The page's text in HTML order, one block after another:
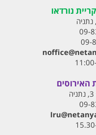
נורדאו
09-
09-
האירוסים
09-